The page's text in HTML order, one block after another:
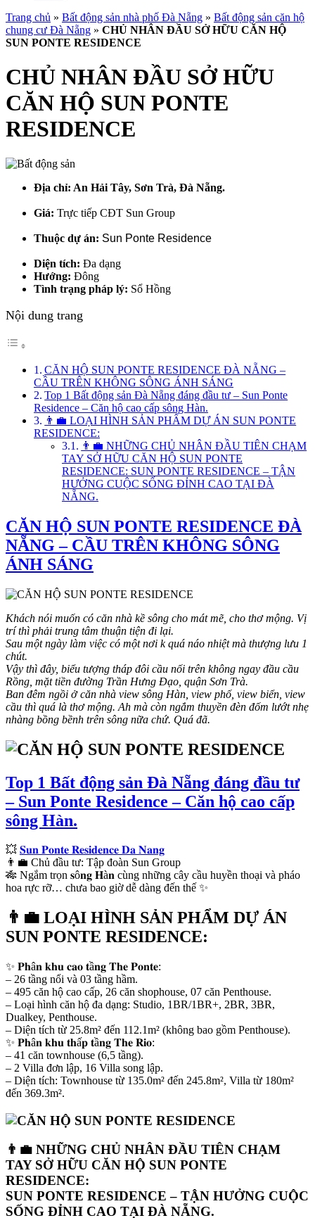
Trang chủ » Bất động sản nhà phố Đà Nẵng » Bất động sản căn hộ
chung cư Đà Nẵng » CHỦ NHÂN ĐẦU SỞ HỮU CĂN HỘ
SUN PONTE RESIDENCE
CHỦ NHÂN ĐẦU SỞ HỮU
CĂN HỘ SUN PONTE
RESIDENCE
Địa chỉ: An Hải Tây, Sơn Trà, Đà Nẵng.
Giá: Trực tiếp CĐT Sun Group
Thuộc dự án: Sun Ponte Residence
Diện tích: Đa dạng
Hướng: Đông
Tình trạng pháp lý: Sổ Hồng
Nội dung trang
CĂN HỘ SUN PONTE RESIDENCE ĐÀ NẴNG –
CẦU TRÊN KHÔNG SÔNG ÁNH SÁNG
Top 1 Bất động sản Đà Nẵng đáng đầu tư – Sun Ponte
Residence – Căn hộ cao cấp sông Hàn.
👨‍💼 LOẠI HÌNH SẢN PHẨM DỰ ÁN SUN PONTE
RESIDENCE:
👨‍💼 NHỮNG CHỦ NHÂN ĐẦU TIÊN CHẠM
TAY SỞ HỮU CĂN HỘ SUN PONTE
RESIDENCE: SUN PONTE RESIDENCE – TẬN
HƯỞNG CUỘC SỐNG ĐỈNH CAO TẠI ĐÀ
NẴNG.
CĂN HỘ SUN PONTE RESIDENCE ĐÀ
NẴNG – CẦU TRÊN KHÔNG SÔNG
ÁNH SÁNG
Khách nói muốn có căn nhà kề sông cho mát mẽ, cho thơ mộng. Vị
trí thì phải trung tâm thuận tiện đi lại.
Sau một ngày làm việc có một nơi k quá náo nhiệt mà thượng lưu 1
chút.
Vậy thì đây, biểu tượng tháp đôi cầu nối trên không ngay đầu cầu
Rồng, mặt tiền đường Trần Hưng Đạo, quận Sơn Trà.
Ban đêm ngồi ở căn nhà view sông Hàn, view phố, view biển, view
cầu thì quá là thơ mộng. Ah mà còn ngắm thuyền đèn đốm lướt nhẹ
nhàng bồng bềnh trên sông nữa chứ. Quá đã.
Top 1 Bất động sản Đà Nẵng đáng đầu tư
– Sun Ponte Residence – Căn hộ cao cấp
sông Hàn.
💥 𝐒𝐮𝐧 𝐏𝐨𝐧𝐭𝐞 𝐑𝐞𝐬𝐢𝐝𝐞𝐧𝐜𝐞 𝐃𝐚 𝐍𝐚𝐧𝐠
👨‍💼 Chủ đầu tư: Tập đoàn Sun Group
🎋 Ngắm trọn 𝐬ô𝐧𝐠 𝐇à𝐧 cùng những cây cầu huyền thoại và pháo
hoa rực rỡ… chưa bao giờ dễ dàng đến thế ✨
👨‍💼 LOẠI HÌNH SẢN PHẨM DỰ ÁN
SUN PONTE RESIDENCE:
✨ 𝐏𝐡â𝐧 𝐤𝐡𝐮 𝐜𝐚𝐨 𝐭ầ𝐧𝐠 𝐓𝐡𝐞 𝐏𝐨𝐧𝐭𝐞:
– 26 tầng nổi và 03 tầng hầm.
– 495 căn hộ cao cấp, 26 căn shophouse, 07 căn Penthouse.
– Loại hình căn hộ đa dạng: Studio, 1BR/1BR+, 2BR, 3BR,
Dualkey, Penthouse.
– Diện tích từ 25.8m² đến 112.1m² (không bao gồm Penthouse).
✨ 𝐏𝐡â𝐧 𝐤𝐡𝐮 𝐭𝐡ấ𝐩 𝐭ầ𝐧𝐠 𝐓𝐡𝐞 𝐑𝐢𝐨:
– 41 căn townhouse (6,5 tầng).
– 2 Villa đơn lập, 16 Villa song lập.
– Diện tích: Townhouse từ 135.0m² đến 245.8m², Villa từ 180m²
đến 369.3m².
👨‍💼 NHỮNG CHỦ NHÂN ĐẦU TIÊN CHẠM
TAY SỞ HỮU CĂN HỘ SUN PONTE
RESIDENCE:
SUN PONTE RESIDENCE – TẬN HƯỞNG CUỘC
SỐNG ĐỈNH CAO TẠI ĐÀ NẴNG.